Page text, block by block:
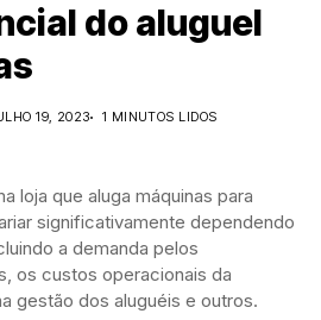
do aluguel
19, 2023
1 MINUTOS LIDOS
loja que aluga máquinas para
significativamente dependendo
a demanda pelos
os custos operacionais da
gestão dos aluguéis e outros.